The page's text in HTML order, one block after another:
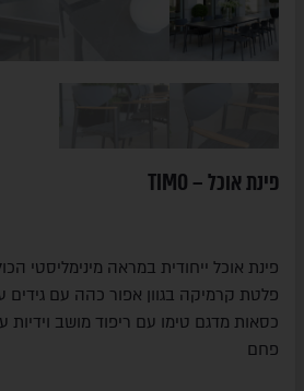
פינת אוכל – TIMO
פינת אוכל ייחודית במראה מינימליסטי
כסאות מדגם טימו עם ריפוד מושב
פחם